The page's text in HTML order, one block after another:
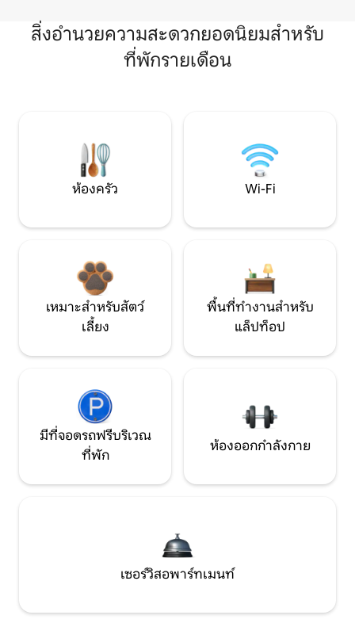
สิ่งอำนวยความสะดวกยอดนิยมสำหรับ
ที่พักรายเดือน
ห้องครัว Wi-Fi
เหมาะสำหรับสัตว์
เลี้ยง
พื้นที่ทำงานสำหรับ
แล็ปท็อป
มีที่จอดรถฟรีบริเวณ
ที่พัก
ห้องออกกำลังกาย
เซอร์วิสอพาร์ทเมนท์